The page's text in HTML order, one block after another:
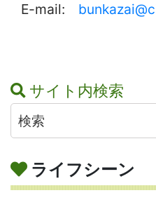
E-mail:
サイト内検索
ライフシーン